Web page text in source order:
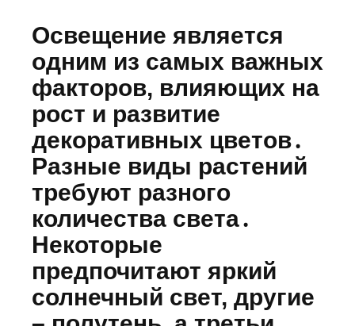
Освещение является
одним из самых важных
факторов, влияющих на
рост и развитие
декоративных цветов․
Разные виды растений
требуют разного
количества света․
Некоторые
предпочитают яркий
солнечный свет, другие